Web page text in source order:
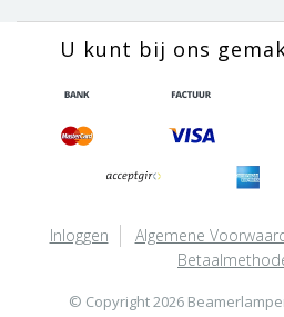
U kunt bij ons
Inloggen Algemene
© Copyright 2026